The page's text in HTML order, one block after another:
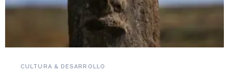
Falleció Ramón Gutiérrez, guardián del